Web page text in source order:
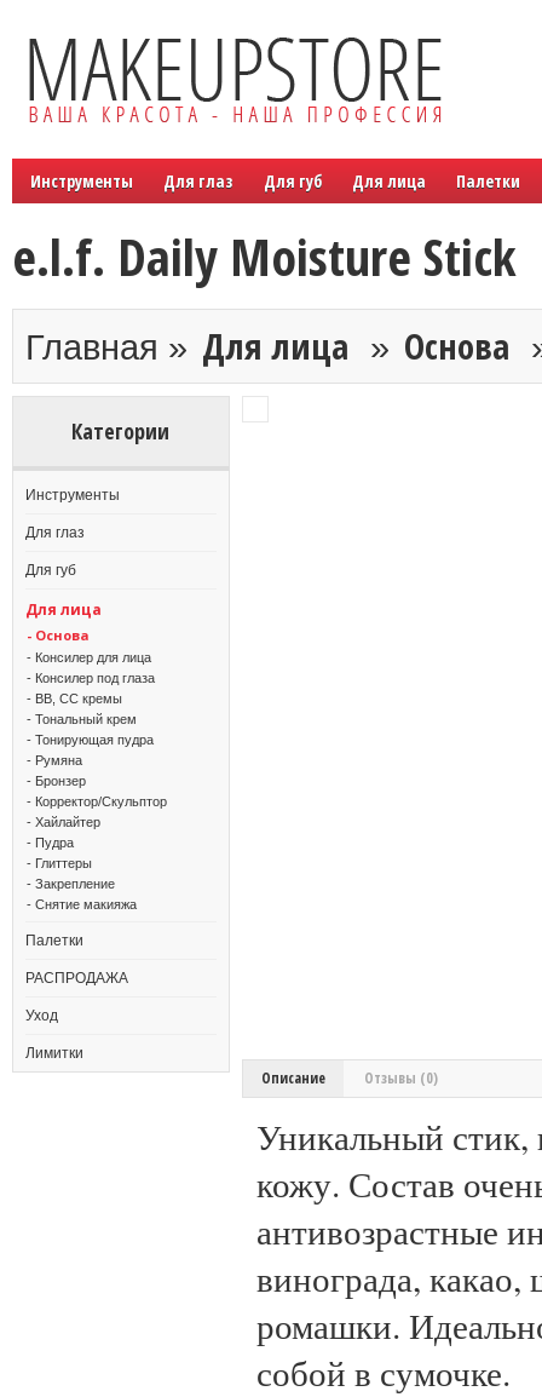
Инструменты Для глаз Для губ Для лица Палетки
e.l.f. Daily Moisture Stick
Главная » Для лица » Основа
Категории
Инструменты
Для глаз
Для губ
Для лица
- Основа
- Консилер для лица
- Консилер под глаза
- BB, CC кремы
- Тональный крем
- Тонирующая пудра
- Румяна
- Бронзер
- Корректор/Скульптор
- Хайлайтер
- Пудра
- Глиттеры
- Закрепление
- Снятие макияжа
Палетки
РАСПРОДАЖА
Уход
Лимитки
Описание Отзывы (0)
Уникальный
кожу. Состав
антивозрастные
винограда,
ромашки.
собой в сумочке.